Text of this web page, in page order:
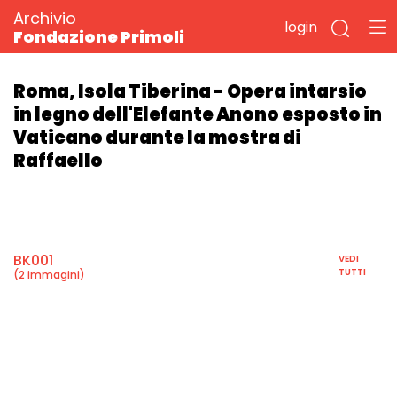
Archivio
Fondazione Primoli
login
Roma, Isola Tiberina - Opera intarsio
in legno dell'Elefante Anono esposto in
Vaticano durante la mostra di
Raffaello
BK001
(2 immagini)
VEDI
TUTTI